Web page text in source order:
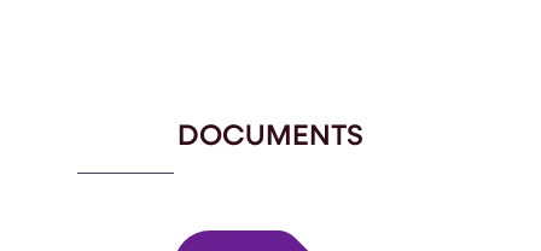
DOCUMENTS